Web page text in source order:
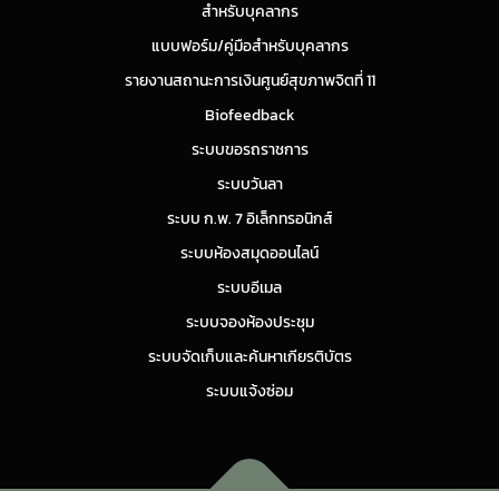
สำหรับบุคลากร
แบบฟอร์ม/คู่มือสำหรับบุคลากร
รายงานสถานะการเงินศูนย์สุขภาพจิตที่ 11
Biofeedback
ระบบขอรถราชการ
ระบบวันลา
ระบบ ก.พ. 7 อิเล็กทรอนิกส์
ระบบห้องสมุดออนไลน์
ระบบอีเมล
ระบบจองห้องประชุม
ระบบจัดเก็บและค้นหาเกียรติบัตร
ระบบแจ้งซ่อม